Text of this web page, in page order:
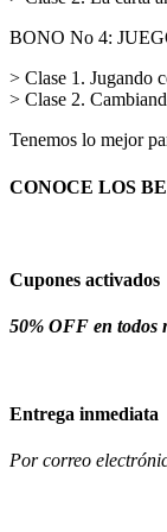
BONO No 4:
> Clase 1. Jugando
> Clase 2.
Tenemos lo mejor
CONOCE LOS
Cupones activados
50% OFF en todos
Entrega inmediata
Por correo